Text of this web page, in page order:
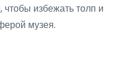
избежать толп и
музея.